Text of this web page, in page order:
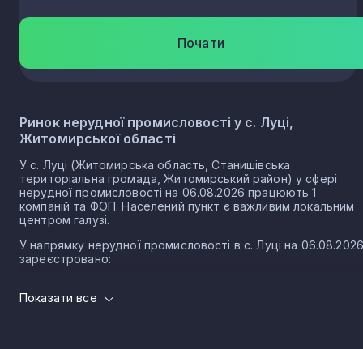
Почати
Ринок нерудної промисловості у с. Луці,
Житомирської області
У с. Луці (Житомирська область, Станишівська
територіальна громада, Житомирський район) у сфері
нерудної промисловості на 06.08.2026 працюють 1
компаній та ФОП. Населений пункт є важливим локальним
центром галузі.
У напрямку нерудної промисловості в с. Луці на 06.08.2026
зареєстровано:
0 ФОП
Показати все